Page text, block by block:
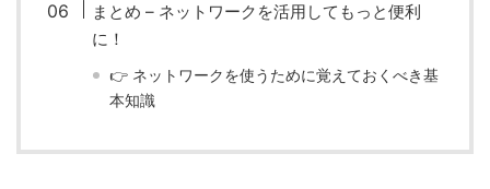
まとめ – ネットワークを活用してもっと便利
に！
👉 ネットワークを使うために覚えておくべき基
本知識